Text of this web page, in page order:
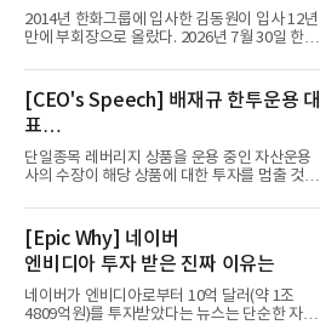
입사 12년 만에 금융계열 수장 등극
2014년 한화그룹에 입사한 김동원이 입사 12년
만에 부회장으로 올랐다. 2026년 7월 30일 한화
[CEO's Speech] 배재규 한투운용 대
표
“개별종목 레버리지 투자 지금이라도
멈춰라”
단일종목 레버리지 상품을 운용 중인 자산운용
사의 수장이 해당 상품에 대한 투자를 멈출 것을
[Epic Why] 네이버
엔비디아 투자 받은 진짜 이유는
네이버가 엔비디아로부터 10억 달러(약 1조
4809억원)를 투자받았다는 뉴스는 단순한 자금